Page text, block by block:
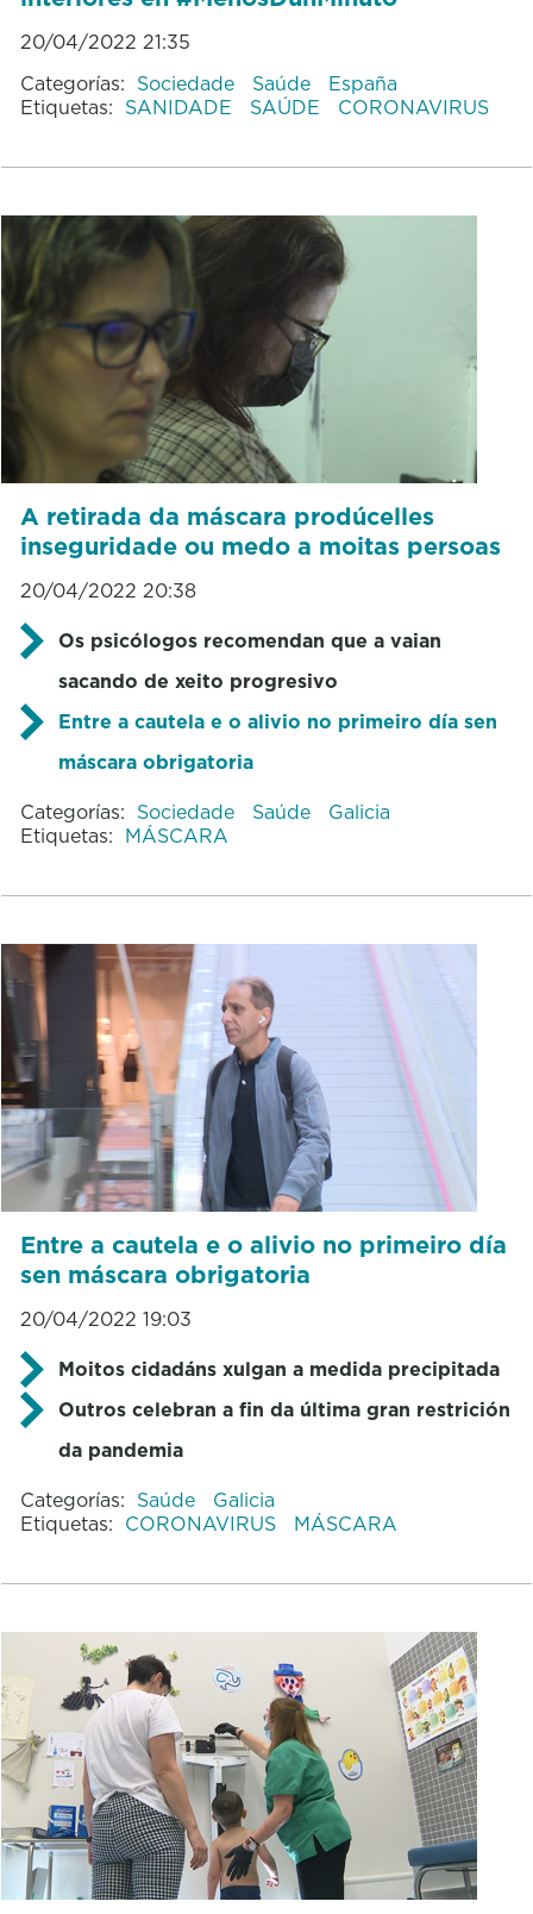
20/04/2022 21:35
Categorías: Sociedade Saúde
España
Etiquetas: SANIDADE SAÚDE CORONAVIRUS
A retirada da máscara prodúcelles
inseguridade ou medo a moitas persoas
20/04/2022 20:38
Os psicólogos recomendan que a vaian
sacando de xeito progresivo
Entre a cautela e o alivio no primeiro día sen
máscara obrigatoria
Categorías: Sociedade Saúde
Galicia
Etiquetas: MÁSCARA
Entre a cautela e o alivio no primeiro día
sen máscara obrigatoria
20/04/2022 19:03
Moitos cidadáns xulgan a medida precipitada
Outros celebran a fin da última gran restrición
da pandemia
Categorías: Saúde
Galicia
Etiquetas: CORONAVIRUS MÁSCARA